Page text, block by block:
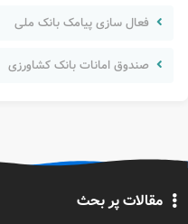
فعال سازی پیامک بانک ملی
صندوق امانات بانک کشاورزی
مقالات پر بحث